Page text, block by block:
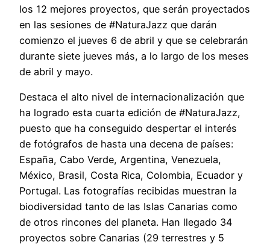
los 12 mejores proyectos, que serán proyectados
en las sesiones de #NaturaJazz que darán
comienzo el jueves 6 de abril y que se celebrarán
durante siete jueves más, a lo largo de los meses
de abril y mayo.
Destaca el alto nivel de internacionalización que
ha logrado esta cuarta edición de #NaturaJazz,
puesto que ha conseguido despertar el interés
de fotógrafos de hasta una decena de países:
España, Cabo Verde, Argentina, Venezuela,
México, Brasil, Costa Rica, Colombia, Ecuador y
Portugal. Las fotografías recibidas muestran la
biodiversidad tanto de las Islas Canarias como
de otros rincones del planeta. Han llegado 34
proyectos sobre Canarias (29 terrestres y 5